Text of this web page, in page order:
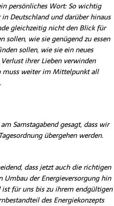
persönliches Wort: So wichtig
Deutschland und darüber hinaus
gleichzeitig nicht den Blick für
sollen, wie sie genügend zu essen
sollen, wie sie ein neues
ihrer Lieben verwinden
muss weiter im Mittelpunkt all
Samstagabend gesagt, dass wir
übergehen werden.
dass jetzt auch die richtigen
der Energieversorgung hin
für uns bis zu ihrem endgültigen
des Energiekonzepts